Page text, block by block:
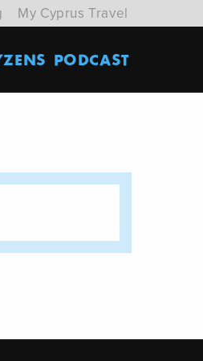
My Cyprus Travel
PODCAST